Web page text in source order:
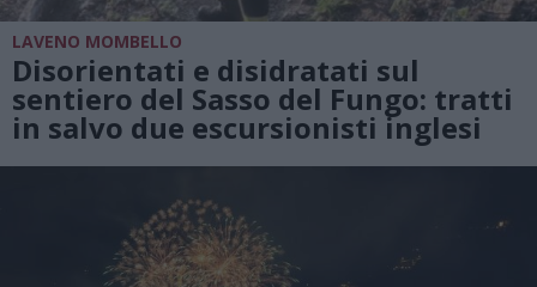
LAVENO MOMBELLO
Disorientati e disidratati sul
sentiero del Sasso del Fungo: tratti
in salvo due escursionisti inglesi